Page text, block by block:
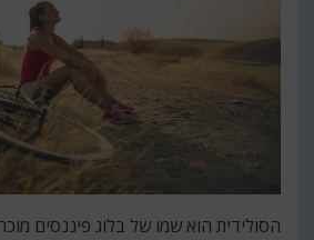
הסולידית הוא שמו של בלוג פיננסים